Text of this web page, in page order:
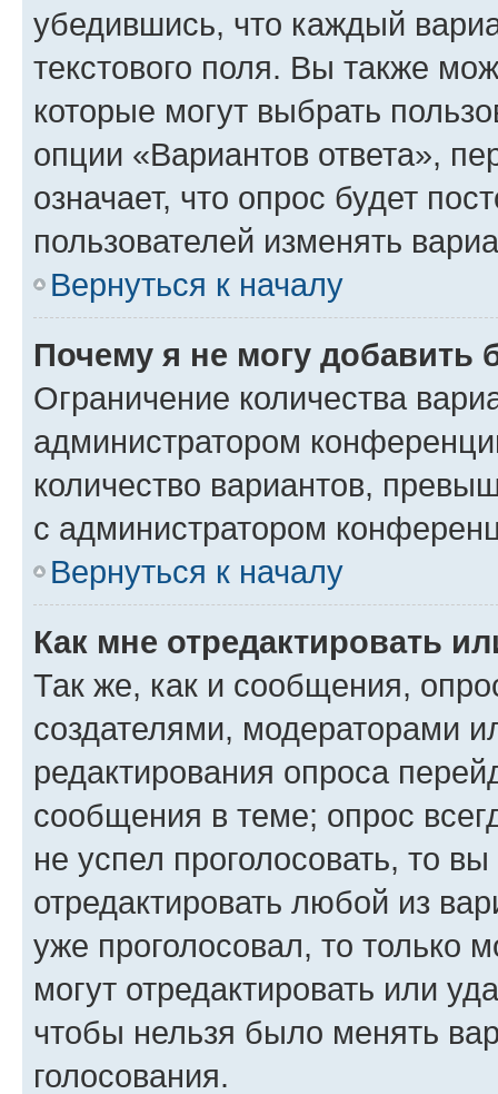
убедившись, что каждый
текстового поля. Вы также
которые могут выбрать
опции «Вариантов ответа»,
означает, что опрос будет
пользователей изменять
Вернуться к началу
Почему я не могу добавить
Ограничение количества
администратором
количество вариантов,
с администратором
Вернуться к началу
Как мне отредактировать
Так же, как и сообщения,
создателями, модераторами
редактирования опроса
сообщения в теме; опрос
не успел проголосовать, то
отредактировать любой из
уже проголосовал, то только
могут отредактировать или
чтобы нельзя было менять
голосования.